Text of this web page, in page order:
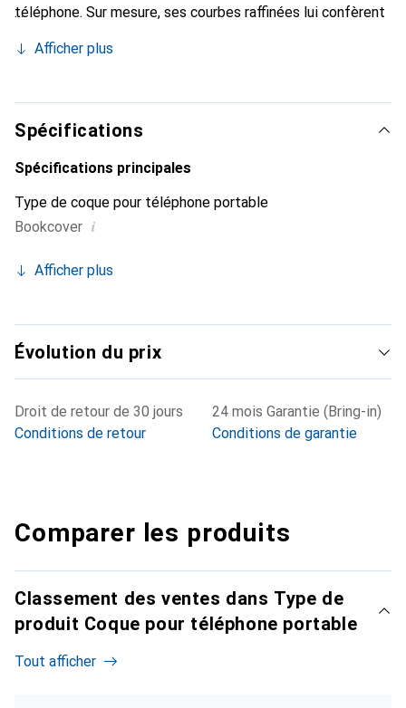
téléphone. Sur mesure, ses courbes raffinées lui confèrent
et indispensable de votre smartphone. Reconnaître à
marque Noreve est un choix sûr pour une clientèle
exigeante.
Afficher plus
Spécifications
Spécifications principales
Type de coque pour téléphone portable
Bookcover i
Afficher plus
Évolution du prix
Droit de retour de 30 jours
Conditions de retour
24 mois Garantie (Bring-in)
Conditions de garantie
Comparer les produits
Classement des ventes dans Type de
produit Coque pour téléphone portable
Tout afficher